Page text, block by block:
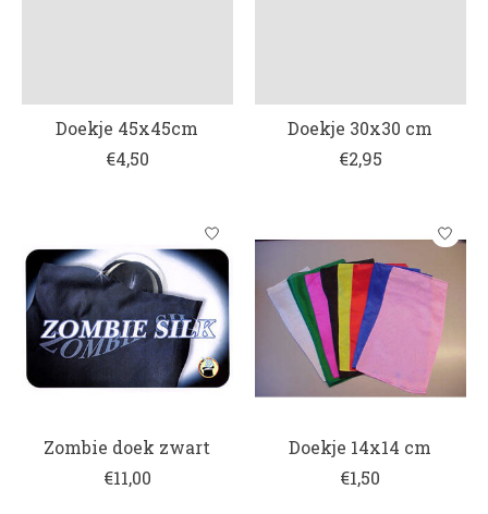
Doekje 45x45cm
€4,50
Doekje 30x30 cm
€2,95
Zombie doek zwart
€11,00
Doekje 14x14 cm
€1,50